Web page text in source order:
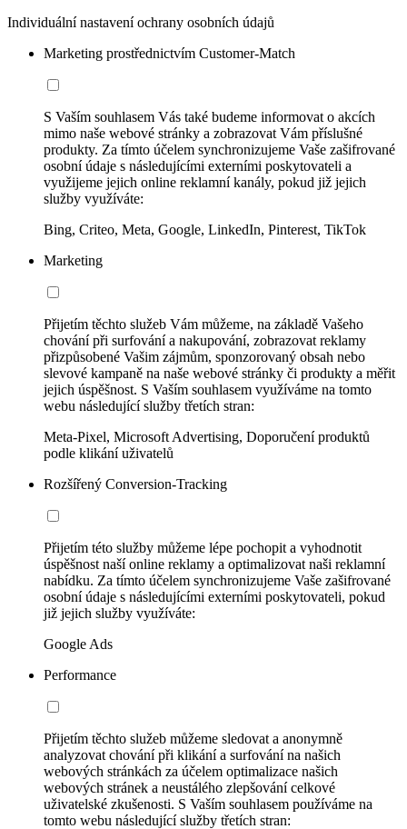
Individuální nastavení ochrany osobních údajů
Marketing prostřednictvím Customer-Match
S Vaším souhlasem Vás také budeme informovat o akcích
mimo naše webové stránky a zobrazovat Vám příslušné
produkty. Za tímto účelem synchronizujeme Vaše zašifrované
osobní údaje s následujícími externími poskytovateli a
využijeme jejich online reklamní kanály, pokud již jejich
služby využíváte:
Bing, Criteo, Meta, Google, LinkedIn, Pinterest, TikTok
Marketing
Přijetím těchto služeb Vám můžeme, na základě Vašeho
chování při surfování a nakupování, zobrazovat reklamy
přizpůsobené Vašim zájmům, sponzorovaný obsah nebo
slevové kampaně na naše webové stránky či produkty a měřit
jejich úspěšnost. S Vaším souhlasem využíváme na tomto
webu následující služby třetích stran:
Meta-Pixel, Microsoft Advertising, Doporučení produktů
podle klikání uživatelů
Rozšířený Conversion-Tracking
Přijetím této služby můžeme lépe pochopit a vyhodnotit
úspěšnost naší online reklamy a optimalizovat naši reklamní
nabídku. Za tímto účelem synchronizujeme Vaše zašifrované
osobní údaje s následujícími externími poskytovateli, pokud
již jejich služby využíváte:
Google Ads
Performance
Přijetím těchto služeb můžeme sledovat a anonymně
analyzovat chování při klikání a surfování na našich
webových stránkách za účelem optimalizace našich
webových stránek a neustálého zlepšování celkové
uživatelské zkušenosti. S Vaším souhlasem používáme na
tomto webu následující služby třetích stran: